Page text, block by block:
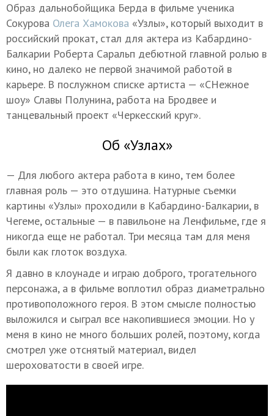
Образ дальнобойщика Берда в фильме ученика
Сокурова Олега Хамокова «Узлы», который выходит в
российский прокат, стал для актера из Кабардино-
Балкарии Роберта Саральп дебютной главной ролью в
кино, но далеко не первой значимой работой в
карьере. В послужном списке артиста — «СНежное
шоу» Славы Полунина, работа на Бродвее и
танцевальный проект «Черкесский круг».
Об «Узлах»
— Для любого актера работа в кино, тем более
главная роль — это отдушина. Натурные съемки
картины «Узлы» проходили в Кабардино-Балкарии, в
Чегеме, остальные — в павильоне на Ленфильме, где я
никогда еще не работал. Три месяца там для меня
были как глоток воздуха.
Я давно в клоунаде и играю доброго, трогательного
персонажа, а в фильме воплотил образ диаметрально
противоположного героя. В этом смысле полностью
выложился и сыграл все накопившиеся эмоции. Но у
меня в кино не много больших ролей, поэтому, когда
смотрел уже отснятый материал, видел
шероховатости в своей игре.